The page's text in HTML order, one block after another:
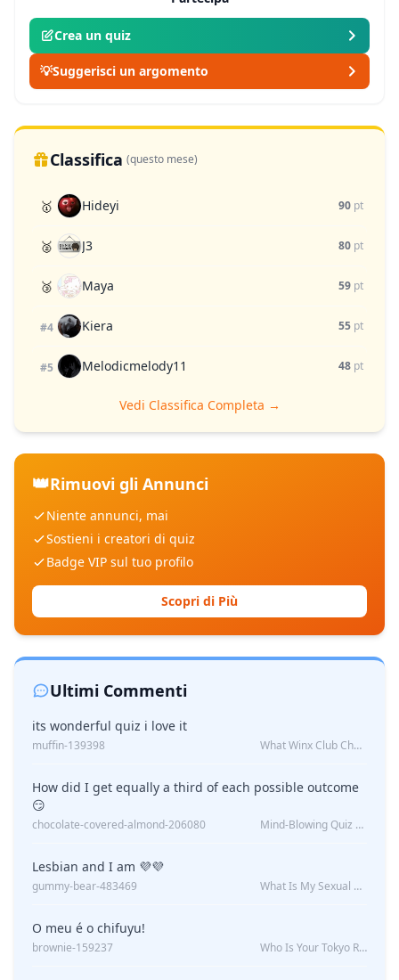
Crea un quiz
💡Suggerisci un argomento
Classifica (questo mese)
🥇 Hideyi 90 pt
🥈 J3 80 pt
🥉 Maya 59 pt
#4 Kiera 55 pt
#5 Melodicmelody11 48 pt
Vedi Classifica Completa →
👑Rimuovi gli Annunci
Niente annunci, mai
Sostieni i creatori di quiz
Badge VIP sul tuo profilo
Scopri di Più
Ultimi Commenti
its wonderful quiz i love it
muffin-139398 What Winx Club Character Are You?
How did I get equally a third of each possible outcome
😏
chocolate-covered-almond-206080 Mind-Blowing Quiz Reveals: Will I Be Alone Forever?
Lesbian and I am 💜💜
gummy-bear-483469 What Is My Sexual Orientation: Uncovered
O meu é o chifuyu!
brownie-159237 Who Is Your Tokyo Revengers Boyfriend?